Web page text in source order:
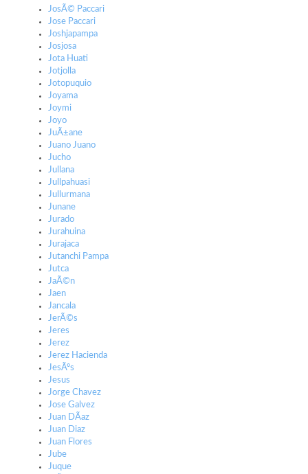
JosÃ© Paccari
Jose Paccari
Joshjapampa
Josjosa
Jota Huati
Jotjolla
Jotopuquio
Joyama
Joymi
Joyo
JuÃ±ane
Juano Juano
Jucho
Jullana
Jullpahuasi
Jullurmana
Junane
Jurado
Jurahuina
Jurajaca
Jutanchi Pampa
Jutca
JaÃ©n
Jaen
Jancala
JerÃ©s
Jeres
Jerez
Jerez Hacienda
JesÃºs
Jesus
Jorge Chavez
Jose Galvez
Juan DÃ­az
Juan Diaz
Juan Flores
Jube
Juque